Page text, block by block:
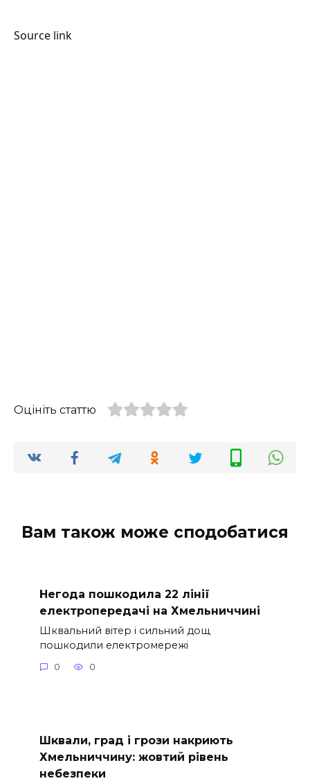
Source link
Оцініть статтю
Вам також може сподобатися
Негода пошкодила 22 лінії
електропередачі на Хмельниччині
Шквальний вітер і сильний дощ
пошкодили електромережі
0 0
Шквали, град і грози накриють
Хмельниччину: жовтий рівень
небезпеки